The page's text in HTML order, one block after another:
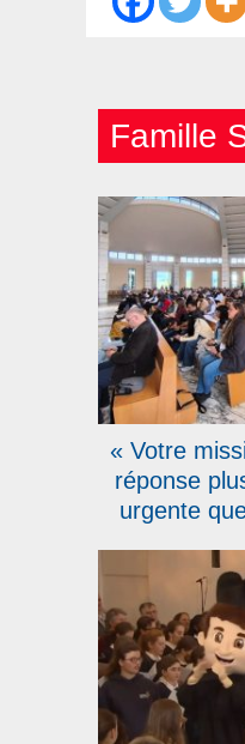
Famille
« Votre
réponse
urgente